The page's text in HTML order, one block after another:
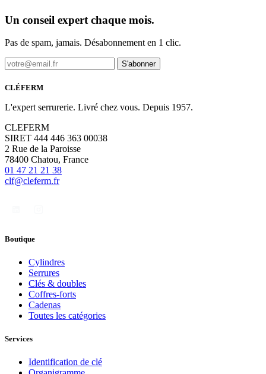
Un conseil expert chaque mois.
Pas de spam, jamais. Désabonnement en 1 clic.
S'abonner
CLÉFERM
L'expert serrurerie. Livré chez vous. Depuis 1957.
CLEFERM
SIRET 444 446 363 00038
2 Rue de la Paroisse
78400 Chatou, France
01 47 21 21 38
clf@cleferm.fr
Boutique
Cylindres
Serrures
Clés & doubles
Coffres-forts
Cadenas
Toutes les catégories
Services
Identification de clé